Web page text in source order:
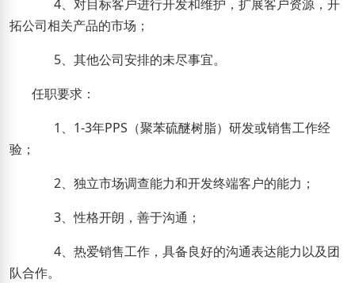
4、对目标客户进行开发和维护，扩展客户资源，开
拓公司相关产品的市场；
5、其他公司安排的未尽事宜。
任职要求：
1 、 1-3年PPS （聚苯硫醚树脂） 研发或销售工作经
验 ；
2、独立市场调查能力和开发终端客户的能力 ；
3、性格开朗，善于沟通 ；
4、热爱销售工作 ， 具备良好的沟通表达能力以及团
队合作。